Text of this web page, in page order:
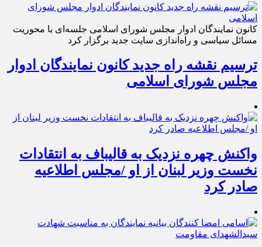
کانون نمایندگان ادوار مجلس شورای اسلامی جلسه‌ای با محوریت
مسائل سیاسی و راه‌اندازی سایت جدید برگزار کرد
ترسیم نقشه راه جدید کانون نمایندگان ادوار
مجلس شورای اسلامی
واکنش چهره نزدیک به قالیباف به انتقادات
نخست وزیر لبنان از او /مجلس اطلاعیه
صادر کرد